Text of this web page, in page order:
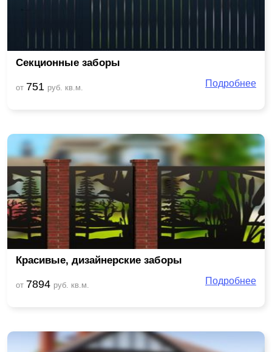
Секционные заборы
от 751 руб. кв.м. Подробнее
Красивые, дизайнерские заборы
от 7894 руб. кв.м. Подробнее